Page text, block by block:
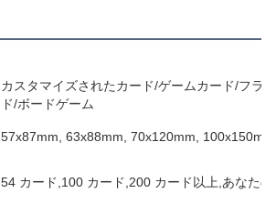
カスタマイズされたカード/ゲームカード/フラ
ド/ボードゲーム
57x87mm, 63x88mm, 70x120mm,
54 カード,100 カード,200 カード以上,あなた